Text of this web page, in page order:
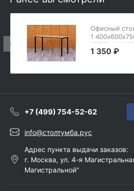
Офисный
1
(СППЗ-21085)
1 350 ₽
+7 (499) 754-52-62
info@столтумба.рус
Адрес пункта выдачи заказов:
г. Москва, ул. 4-я
Магистральной"